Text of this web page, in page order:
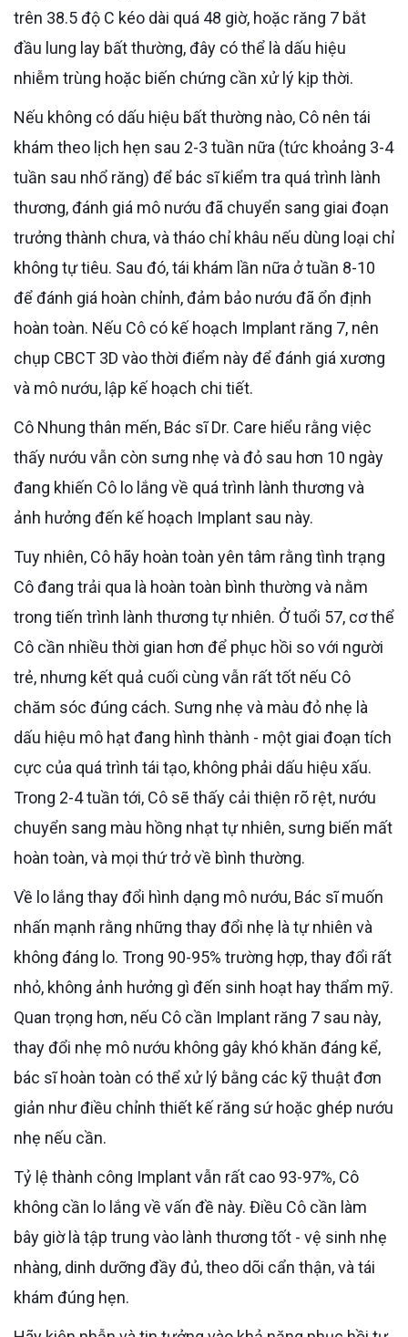
trên 38.5 độ C kéo dài quá 48 giờ, hoặc răng 7 bắt
đầu lung lay bất thường, đây có thể là dấu hiệu
nhiễm trùng hoặc biến chứng cần xử lý kịp thời.
Nếu không có dấu hiệu bất thường nào, Cô nên tái
khám theo lịch hẹn sau 2-3 tuần nữa (tức khoảng 3-4
tuần sau nhổ răng) để bác sĩ kiểm tra quá trình lành
thương, đánh giá mô nướu đã chuyển sang giai đoạn
trưởng thành chưa, và tháo chỉ khâu nếu dùng loại chỉ
không tự tiêu. Sau đó, tái khám lần nữa ở tuần 8-10
để đánh giá hoàn chỉnh, đảm bảo nướu đã ổn định
hoàn toàn. Nếu Cô có kế hoạch Implant răng 7, nên
chụp CBCT 3D vào thời điểm này để đánh giá xương
và mô nướu, lập kế hoạch chi tiết.
Cô Nhung thân mến, Bác sĩ Dr. Care hiểu rằng việc
thấy nướu vẫn còn sưng nhẹ và đỏ sau hơn 10 ngày
đang khiến Cô lo lắng về quá trình lành thương và
ảnh hưởng đến kế hoạch Implant sau này.
Tuy nhiên, Cô hãy hoàn toàn yên tâm rằng tình trạng
Cô đang trải qua là hoàn toàn bình thường và nằm
trong tiến trình lành thương tự nhiên. Ở tuổi 57, cơ thể
Cô cần nhiều thời gian hơn để phục hồi so với người
trẻ, nhưng kết quả cuối cùng vẫn rất tốt nếu Cô
chăm sóc đúng cách. Sưng nhẹ và màu đỏ nhẹ là
dấu hiệu mô hạt đang hình thành - một giai đoạn tích
cực của quá trình tái tạo, không phải dấu hiệu xấu.
Trong 2-4 tuần tới, Cô sẽ thấy cải thiện rõ rệt, nướu
chuyển sang màu hồng nhạt tự nhiên, sưng biến mất
hoàn toàn, và mọi thứ trở về bình thường.
Về lo lắng thay đổi hình dạng mô nướu, Bác sĩ muốn
nhấn mạnh rằng những thay đổi nhẹ là tự nhiên và
không đáng lo. Trong 90-95% trường hợp, thay đổi rất
nhỏ, không ảnh hưởng gì đến sinh hoạt hay thẩm mỹ.
Quan trọng hơn, nếu Cô cần Implant răng 7 sau này,
thay đổi nhẹ mô nướu không gây khó khăn đáng kể,
bác sĩ hoàn toàn có thể xử lý bằng các kỹ thuật đơn
giản như điều chỉnh thiết kế răng sứ hoặc ghép nướu
nhẹ nếu cần.
Tỷ lệ thành công Implant vẫn rất cao 93-97%, Cô
không cần lo lắng về vấn đề này. Điều Cô cần làm
bây giờ là tập trung vào lành thương tốt - vệ sinh nhẹ
nhàng, dinh dưỡng đầy đủ, theo dõi cẩn thận, và tái
khám đúng hẹn.